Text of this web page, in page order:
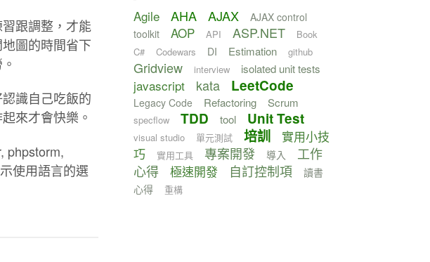
跟調整，才能
圖的時間省下
識自己吃飯的
來才會快樂。
phpstorm,
使用語言的選
Agile AHA AJAX
AJAX control
toolkit
AOP API ASP.NET
Book
C#
Codewars DI Estimation github
Gridview interview isolated unit tests
javascript kata LeetCode
Legacy Code Refactoring Scrum
specflow TDD tool Unit Test
visual studio 單元測試 培訓
實用小技
巧
實用工具 專案開發 導入
工作
心得
極速開發 自訂控制項
讀書
心得
重構